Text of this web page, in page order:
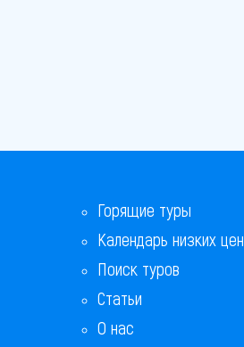
Горящие туры
Календарь низких цен
Поиск туров
Статьи
О нас